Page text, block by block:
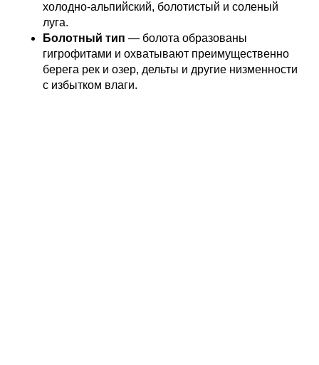
холодно-альпийский, болотистый и соленый
луга.
Болотный тип — болота образованы
гигрофитами и охватывают преимущественно
берега рек и озер, дельты и другие низменности
с избытком влаги.